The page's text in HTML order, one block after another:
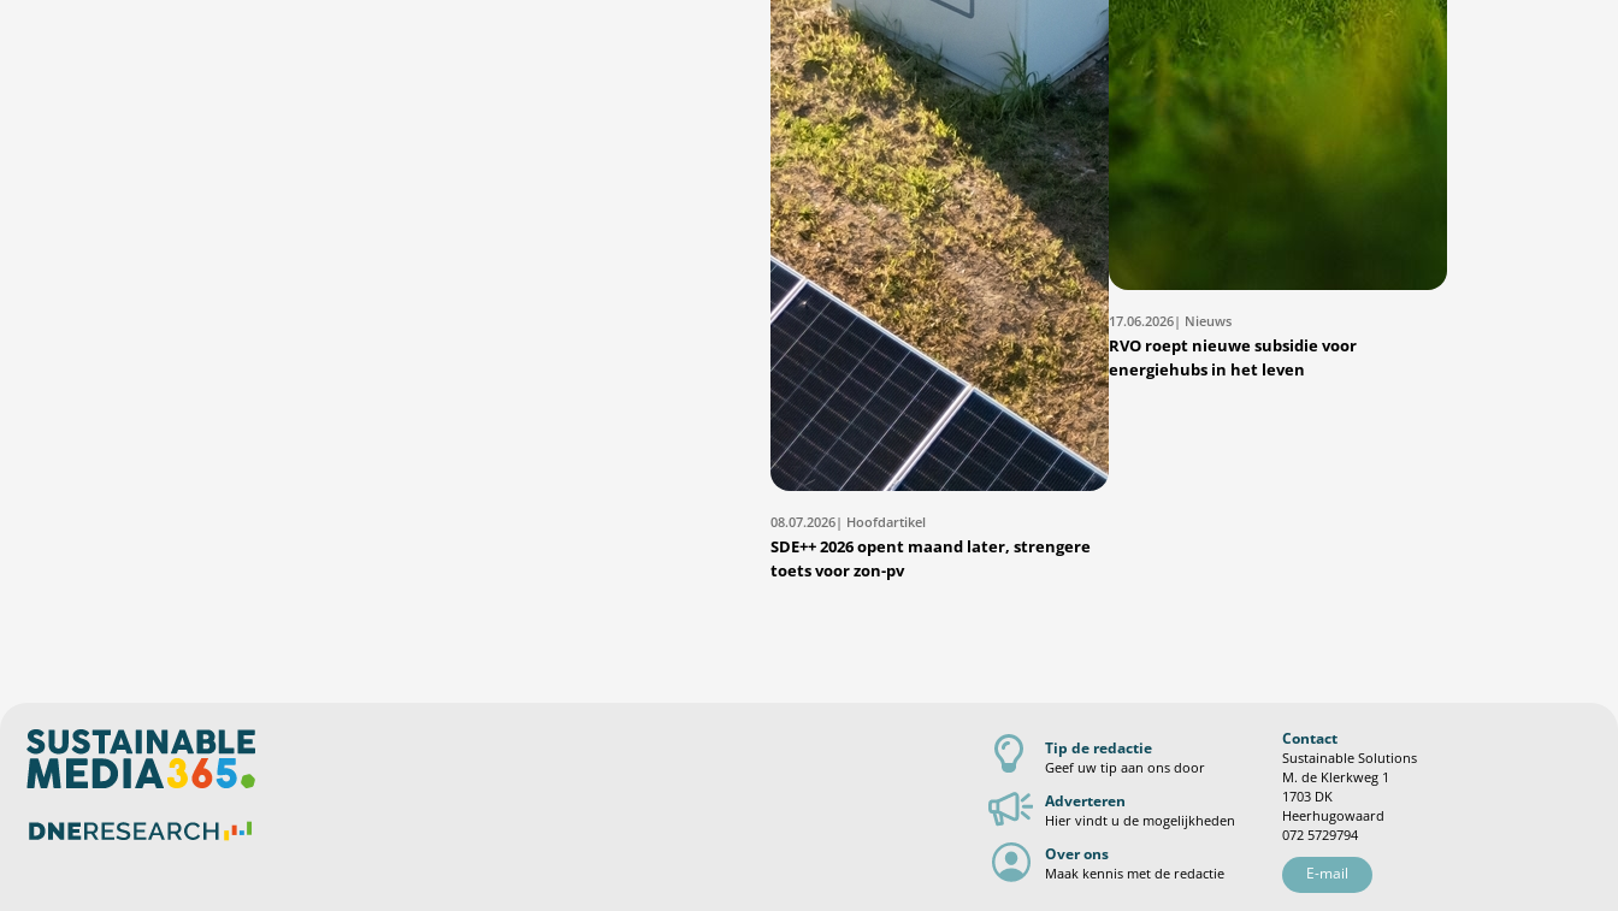
08.07.2026| Hoofdartikel
SDE++ 2026 opent maand later, strengere
toets voor zon-pv
17.06.2026| Nieuws
RVO roept nieuwe subsidie voor
energiehubs in het leven
Tip de redactie
Geef uw tip aan ons door
Adverteren
Hier vindt u de mogelijkheden
Over ons
Maak kennis met de redactie
Contact
Sustainable Solutions
M. de Klerkweg 1
1703 DK
Heerhugowaard
072 5729794
E-mail